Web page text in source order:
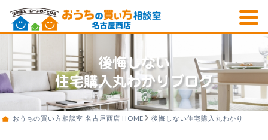
後悔しない
住宅購入丸わかりブログ
おうちの買い方相談室 名古屋西店 HOME 後悔しない住宅購入丸わかりブログ